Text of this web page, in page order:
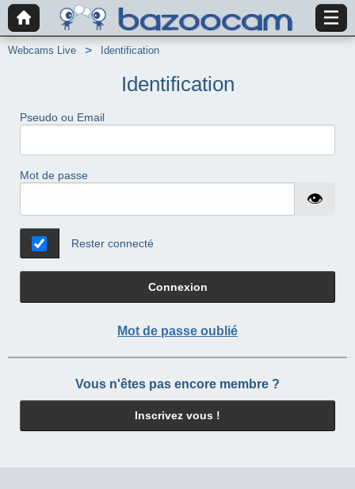
Webcams Live Identification
Identification
Pseudo ou Email
Mot de passe
Rester connecté
Connexion
Mot de passe oublié
Vous n'êtes pas encore membre ?
Inscrivez vous !